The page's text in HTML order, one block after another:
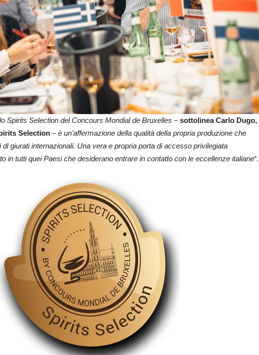
Spirits Selection del Concours Mondial de Bruxelles –sottolinea Carlo Dugo,
Selection –è un’affermazione della qualità della propria produzione che
giurati internazionali. Una vera e propria porta di accesso privilegiata
in tutti quei Paesi che desiderano entrare in contatto con le eccellenze italiane“.